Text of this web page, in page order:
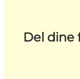
Del dine